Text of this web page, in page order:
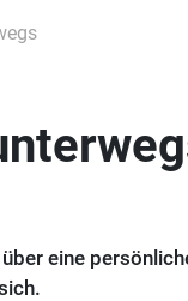
eine